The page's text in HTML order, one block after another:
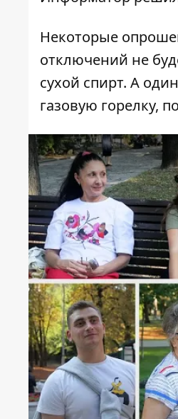
Некоторые
отключений не
сухой спирт. А
газовую горелку,